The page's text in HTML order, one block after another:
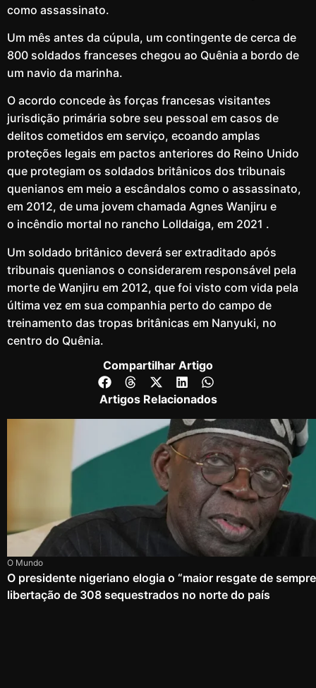
como assassinato.
Um mês antes da cúpula, um contingente de cerca de
800 soldados franceses chegou ao Quênia a bordo de
um navio da marinha.
O acordo concede às forças francesas visitantes
jurisdição primária sobre seu pessoal em casos de
delitos cometidos em serviço, ecoando amplas
proteções legais em pactos anteriores do Reino Unido
que protegiam os soldados britânicos dos tribunais
quenianos em meio a escândalos como o assassinato,
em 2012, de uma jovem chamada Agnes Wanjiru e
o incêndio mortal no rancho Lolldaiga, em 2021 .
Um soldado britânico deverá ser extraditado após
tribunais quenianos o considerarem responsável pela
morte de Wanjiru em 2012, que foi visto com vida pela
última vez em sua companhia perto do campo de
treinamento das tropas britânicas em Nanyuki, no
centro do Quênia.
Compartilhar Artigo
Artigos Relacionados
O Mundo
O presidente nigeriano elogia o “maior resgate de
libertação de 308 sequestrados no norte do país